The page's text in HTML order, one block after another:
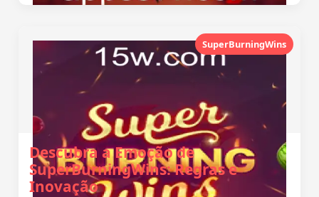
SuperBurningWins
Descubra a Emoção de
SuperBurningWins: Regras e
Inovação